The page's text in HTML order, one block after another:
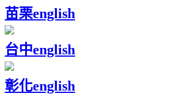
苗栗english
台中english
彰化english